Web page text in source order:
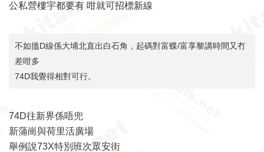
公私營樓宇都要有 咁就可招標新線
不如搵D線係大埔北直出白石角，起碼對富蝶/富享黎講時間又冇
差咁多
74D我覺得相對可行。
74D往新界係唔兜
新蒲崗與荷里活廣場
舉例說73X特別班次眾安街